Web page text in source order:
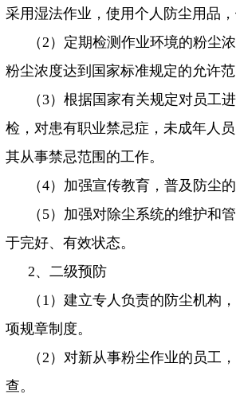
采用湿法作业，使用个人防尘用品，
（2 ）定期检测作业环境的粉尘
粉尘浓度达到国家标准规定的允许范
（3）根据国家有关规定对员工
检，对患有职业禁忌症，未成年人
其从事禁忌范围的工作。
（4）加强宣传教育，普及防尘的
（ 5）加强对除尘系统的维护和
于完好、有效状态。
2、二级预防
（ 1 ）建立专人负责的防尘机构
项规章制度。
（2 ）对新从事粉尘作业的员工
查。